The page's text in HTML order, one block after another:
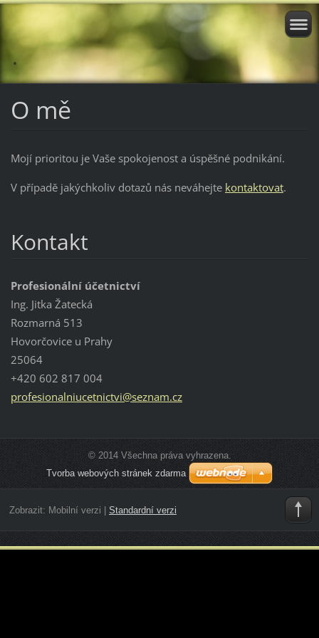
.
O mě
Mojí prioritou je Vaše spokojenost a úspěšné podnikání.
V případě jakýchkoliv dotazů nás neváhejte kontaktovat.
Kontakt
Profesionální účetnictví
Ing. Jitka Žatecká
Rozmarná 513
Hovorčovice u Prahy
25064
+420 602 817 004
profesionalniucetnictvi@seznam.cz
© 2014 Všechna práva vyhrazena.
Tvorba webových stránek zdarma
Zobrazit: Mobilní verzi Standardní verzi